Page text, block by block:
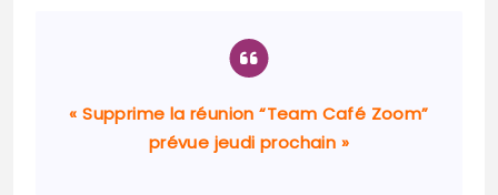
« Supprime la réunion “Team Café Zoom”
prévue jeudi prochain »